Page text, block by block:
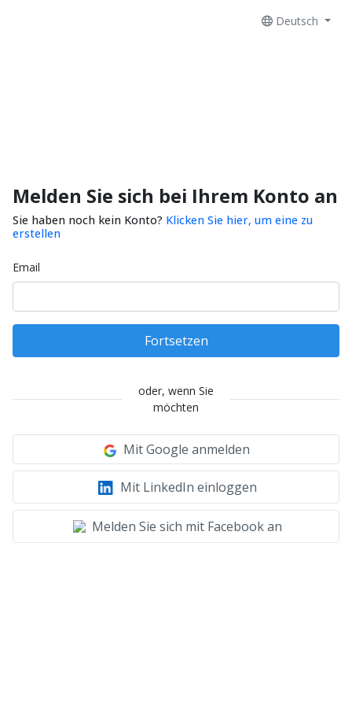
Deutsch
Melden Sie sich bei Ihrem Konto an
Sie haben noch kein Konto? Klicken Sie hier, um eine zu
erstellen
Email
Fortsetzen
oder, wenn Sie
möchten
Mit Google anmelden
Mit LinkedIn einloggen
Melden Sie sich mit Facebook an